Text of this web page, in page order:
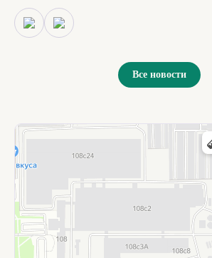
Все новости